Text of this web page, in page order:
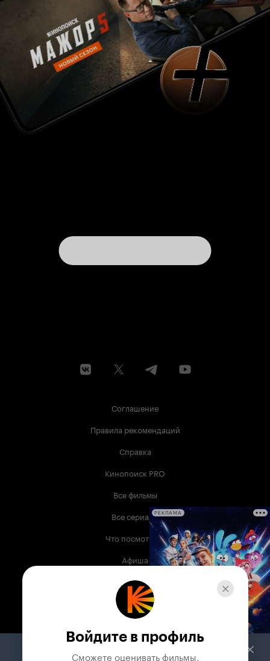
Соглашение
Правила рекомендаций
Справка
Кинопоиск PRO
Все фильмы
Все сериалы
Что посмотреть
Афиша
Музыка
Телепрограмма
Служба поддержки
РЕКЛАМА
Войдите в профиль
Сможете оценивать фильмы,